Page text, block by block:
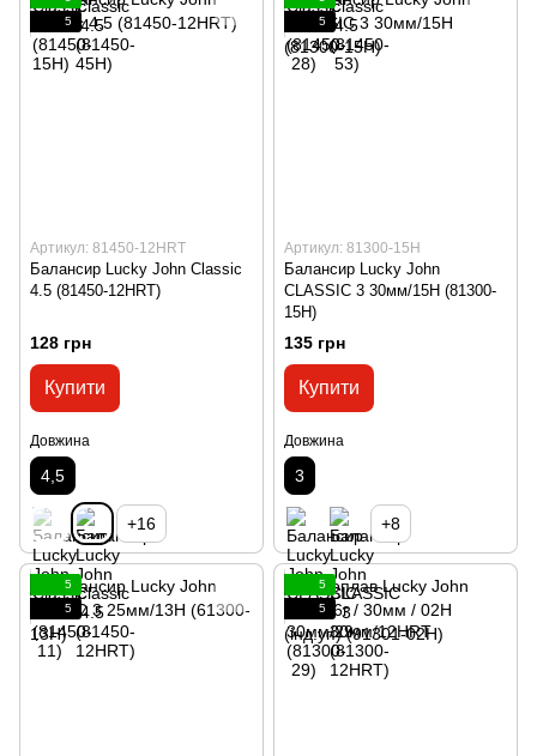
5
Артикул: 81450-12HRT
Балансир Lucky John Classic
4.5 (81450-12HRT)
128 грн
Купити
Довжина
4,5
+16
5
Артикул: 81300-15H
Балансир Lucky John
CLASSIC 3 30мм/15H (81300-
15H)
135 грн
Купити
Довжина
3
+8
5
5
5
5